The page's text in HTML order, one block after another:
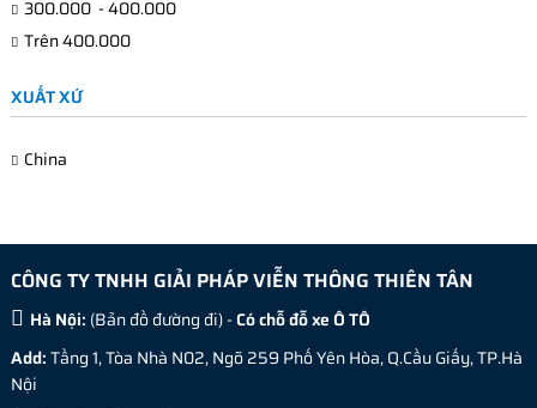
300.000 -400.000
Trên400.000
XUẤT XỨ
China
CÔNG TY TNHH GIẢI PHÁP VIỄN THÔNG THIÊN TÂN
Hà Nội: (Bản đồ đường đi) -Có chỗ đỗ xe Ô TÔ
Add:Tầng 1, Tòa Nhà N02, Ngõ 259 Phố Yên Hòa, Q.Cầu Giấy, TP.Hà
Nội